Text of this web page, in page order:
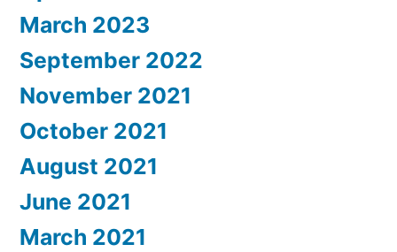
March 2023
September 2022
November 2021
October 2021
August 2021
June 2021
March 2021